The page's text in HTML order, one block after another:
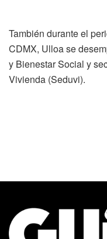
También durante el
CDMX, Ulloa se
y Bienestar Social y
Vivienda (Seduvi).